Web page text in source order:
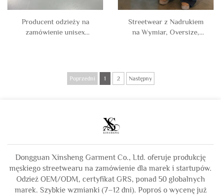
Producent odzieży na
zamówienie unisex
spodniami dresowymi,
zestaw dla mężczyzn
Streetwear z Nadrukiem
na Wymiar, Oversize,
Kapturem, Zestaw
Dresowy dla Mężczyzn
Poprzedni 1 2 Następny
Dongguan Xinsheng Garment Co., Ltd. oferuje produkcję
męskiego streetwearu na zamówienie dla marek i startupów.
Odzież OEM/ODM, certyfikat GRS, ponad 50 globalnych
marek. Szybkie wzmianki (7–12 dni). Poproś o wycenę już